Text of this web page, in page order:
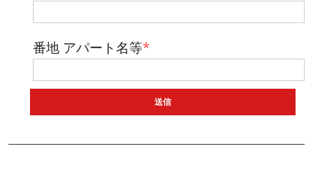
番地 アパート名等*